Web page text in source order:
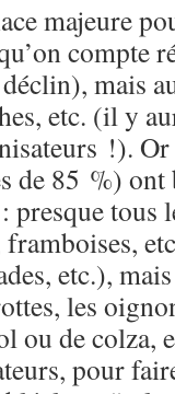
majeure
compte
mais
etc. (il y
!).
de 85 %) ont
tous
etc.),
les
ou de colza,
pour